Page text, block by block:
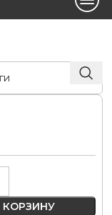
КОРЗИНУ